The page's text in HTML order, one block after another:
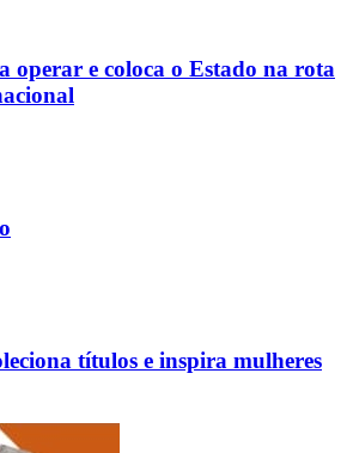
operar e coloca o Estado na rota
títulos e inspira mulheres